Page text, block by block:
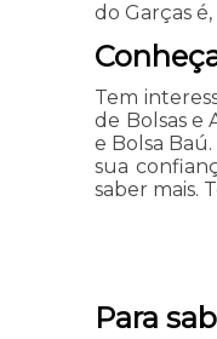
do Garças
Tem
de Bolsas e
e Bolsa
sua
saber mais.
Para